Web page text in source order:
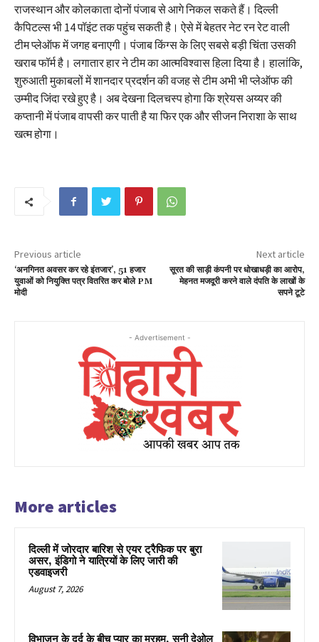
राजस्थान और कोलकाता दोनों पंजाब से आगे निकल सकते हैं। दिल्ली
कैपिटल्स भी 14 पॉइंट तक पहुंच सकती है। ऐसे में बेहतर नेट रन रेट वाली
टीम प्लेऑफ में जगह बनाएगी। पंजाब किंग्स के लिए सबसे बड़ी चिंता उसकी
खराब फॉर्म है। लगातार हार ने टीम का आत्मविश्वास हिला दिया है। हालांकि,
शुरुआती मुकाबलों में शानदार प्रदर्शन की वजह से टीम अभी भी प्लेऑफ की
उम्मीद जिंदा रखे हुए है। अब देखना दिलचस्प होगा कि श्रेयस अय्यर की
कप्तानी में पंजाब वापसी कर पाती है या फिर एक और सीजन निराशा के साथ
खत्म होगा।
Previous article
‘अनगिनत अवसर कर रहे इंतजार’, 51 हजार
युवाओं को नियुक्ति पत्र वितरित कर बोले PM
मोदी
Next article
सूरत की साड़ी कंपनी पर धोखाधड़ी का आरोप,
मेहनत मजदूरी करने वाले दंपति के लाखों के
सपने टूटे
- Advertisement -
More articles
दिल्ली में जोरदार बारिश से एयर ट्रैफिक पर बुरा
असर, इंडिगो ने यात्रियों के लिए जारी की
एडवाइजरी
August 7, 2026